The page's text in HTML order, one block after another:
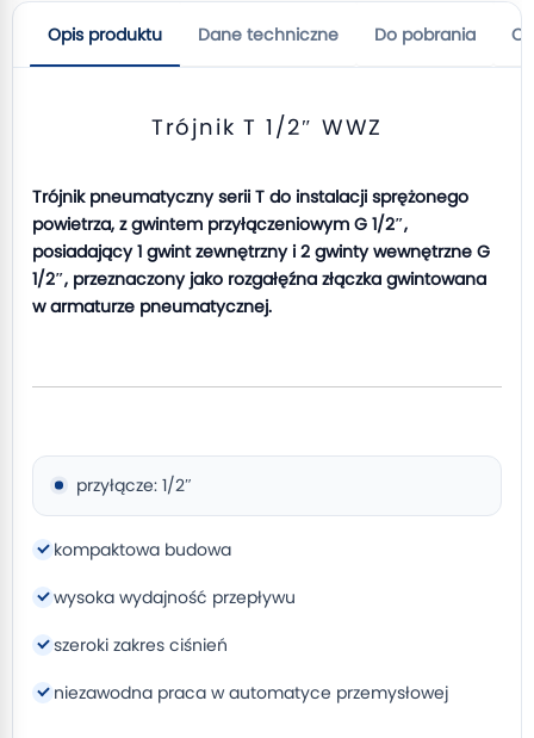
Opis produktu Dane techniczne Do pobrania
Trójnik T 1/2″ WWZ
Trójnik pneumatyczny serii T do instalacji sprężonego
powietrza, z gwintem przyłączeniowym G 1/2″,
posiadający 1 gwint zewnętrzny i 2 gwinty wewnętrzne G
1/2″, przeznaczony jako rozgałęźna złączka gwintowana
w armaturze pneumatycznej.
przyłącze: 1/2″
kompaktowa budowa
wysoka wydajność przepływu
szeroki zakres ciśnień
niezawodna praca w automatyce przemysłowej